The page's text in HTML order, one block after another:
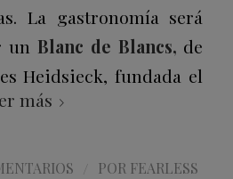
La gastronomía será
un Blanc de Blancs, de
Heidsieck, fundada el
más
POR FEARLESS